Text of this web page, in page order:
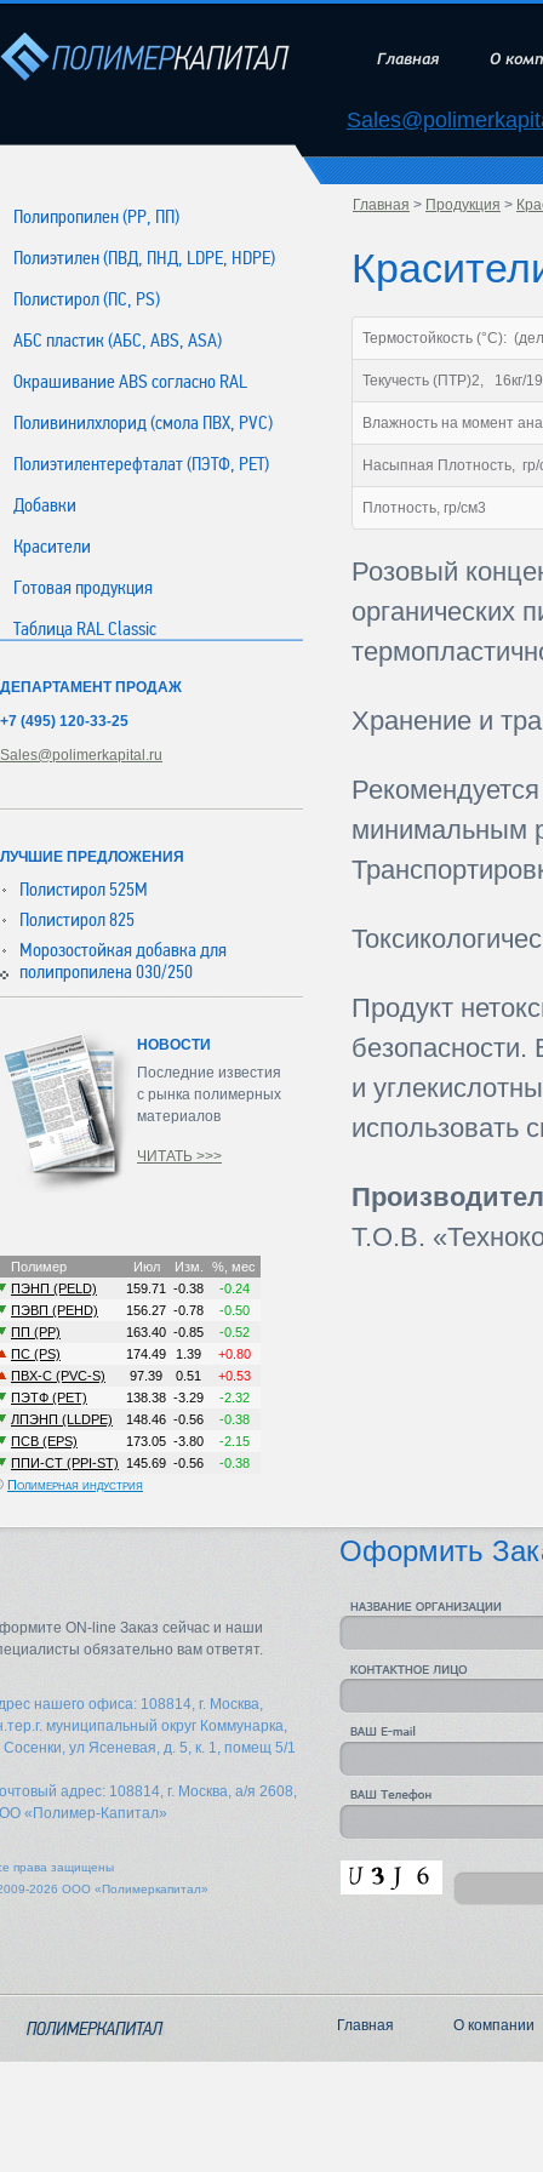
Главная О
Полипропилен (РР, ПП)
Полиэтилен (ПВД, ПНД, LDPE, HDPE)
Полистирол (ПС, PS)
АБС пластик (АБС, ABS, ASA)
Окрашивание ABS согласно RAL
Поливинилхлорид (смола ПВХ, PVC)
Полиэтилентерефталат (ПЭТФ, PET)
Добавки
Красители
Готовая продукция
Таблица RAL Classic
ДЕПАРТАМЕНТ ПРОДАЖ
+7 (495) 120-33-25
Sales@polimerkapital.ru
ЛУЧШИЕ ПРЕДЛОЖЕНИЯ
Полистирол 525М
Полистирол 825
Морозостойкая добавка для
полипропилена 030/250
НОВОСТИ
Последние известия
с рынка полимерных
материалов
ЧИТАТЬ >>>
Полимерная индустрия
Главная > Продукция >
Термостойкость (°С):
Текучесть (ПТР)2, 16кг/
Влажность на момент
Насыпная Плотность, гр/
Плотность, гр/см3
Розовый
органических
Хранение и
минимальным
Продукт
и
использовать
Т.О.В.
ON-line Заказ сейчас и наши
обязательно вам ответят.
нашего офиса: 108814, г. Москва,
муниципальный округ Коммунарка,
Сосенки, ул Ясеневая, д. 5, к. 1, помещ 5/1
адрес: 108814, г. Москва, а/я 2608,
«Полимер-Капитал»
права защищены
2026 ООО «Полимеркапитал»
Оформить
Главная О компании